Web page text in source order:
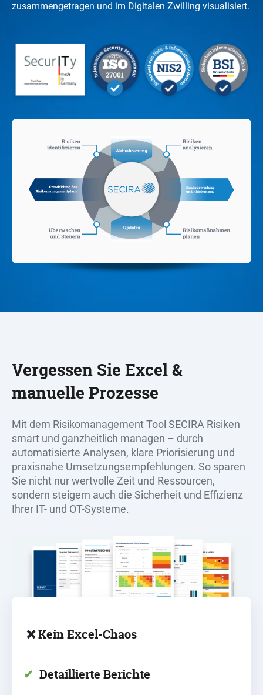
zusammengetragen und im Digitalen Zwilling visualisiert.
Vergessen Sie Excel &
manuelle Prozesse
Mit dem Risikomanagement Tool SECIRA Risiken
smart und ganzheitlich managen – durch
automatisierte Analysen, klare Priorisierung und
praxisnahe Umsetzungsempfehlungen. So sparen
Sie nicht nur wertvolle Zeit und Ressourcen,
sondern steigern auch die Sicherheit und Effizienz
Ihrer IT- und OT-Systeme.
❌KeinExcel-Chaos
✔ Detaillierte Berichte